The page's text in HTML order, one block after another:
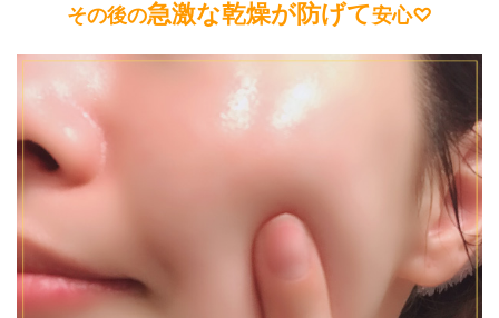
その後の急激な乾燥が防げて安心♡